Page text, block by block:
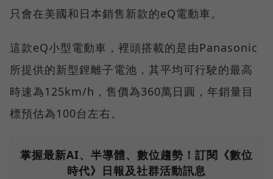
只會在美國和日本銷售新款的eQ電動車。
這款eQ小型電動車，裡頭搭載的是由Panasonic
所提供的新型鋰離子電池，其平均可行駛的最高
時速為125km/h，售價為360萬日圓，年銷量目
標預估為100台左右。
掌握最新AI、半導體、數位趨勢！訂閱《數位
時代》日報及社群活動訊息